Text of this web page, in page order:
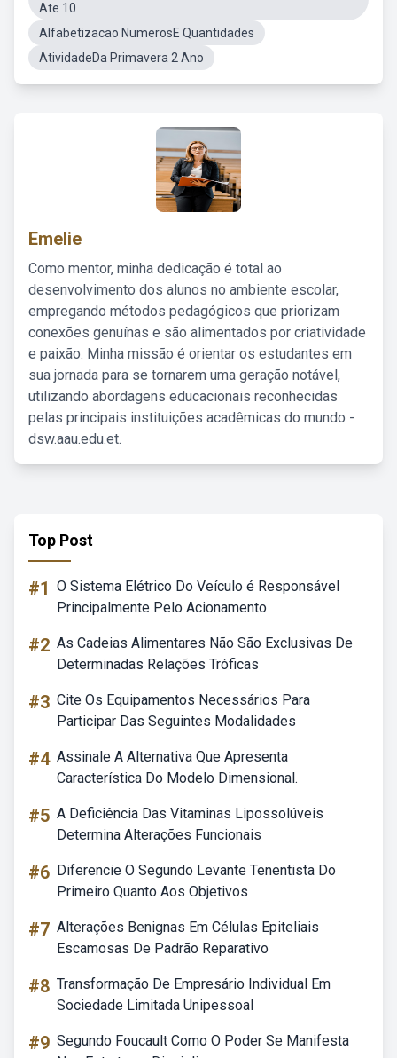
Ate 10
Alfabetizacao NumerosE Quantidades
AtividadeDa Primavera 2 Ano
Emelie
Como mentor, minha dedicação é total ao
desenvolvimento dos alunos no ambiente escolar,
empregando métodos pedagógicos que priorizam
conexões genuínas e são alimentados por criatividade
e paixão. Minha missão é orientar os estudantes em
sua jornada para se tornarem uma geração notável,
utilizando abordagens educacionais reconhecidas
pelas principais instituições acadêmicas do mundo -
dsw.aau.edu.et.
Top Post
#1 O Sistema Elétrico Do Veículo é Responsável
Principalmente Pelo Acionamento
#2 As Cadeias Alimentares Não São Exclusivas De
Determinadas Relações Tróficas
#3 Cite Os Equipamentos Necessários Para
Participar Das Seguintes Modalidades
#4 Assinale A Alternativa Que Apresenta
Característica Do Modelo Dimensional.
#5 A Deficiência Das Vitaminas Lipossolúveis
Determina Alterações Funcionais
#6 Diferencie O Segundo Levante Tenentista Do
Primeiro Quanto Aos Objetivos
#7 Alterações Benignas Em Células Epiteliais
Escamosas De Padrão Reparativo
#8 Transformação De Empresário Individual Em
Sociedade Limitada Unipessoal
#9 Segundo Foucault Como O Poder Se Manifesta